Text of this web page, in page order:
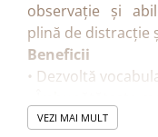
observație și
plină de distracție
Beneficii
• Dezvoltă
• Încurajează
VEZI MAI MULT